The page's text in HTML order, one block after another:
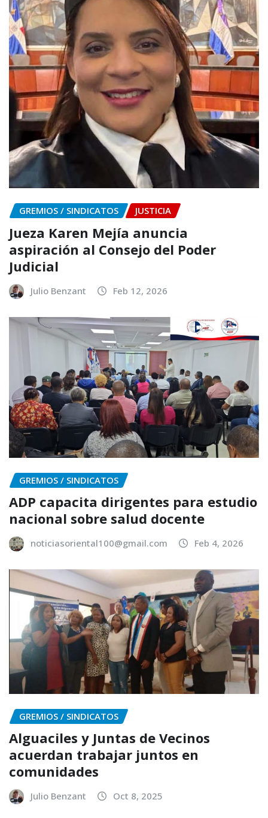
GREMIOS / SINDICATOS JUSTICIA
Jueza Karen Mejía anuncia
aspiración al Consejo del Poder
Judicial
Julio Benzant Feb 12, 2026
GREMIOS / SINDICATOS
ADP capacita dirigentes para estudio
nacional sobre salud docente
noticiasoriental100@gmail.com Feb 4, 2026
GREMIOS / SINDICATOS
Alguaciles y Juntas de Vecinos
acuerdan trabajar juntos en
comunidades
Julio Benzant Oct 8, 2025